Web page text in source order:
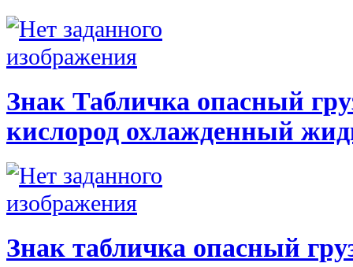
Знак Табличка опасный
кислород охлажденный
Знак табличка опасный